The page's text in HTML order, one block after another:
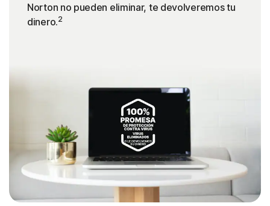
Norton no pueden eliminar, te devolveremos tu
dinero.2